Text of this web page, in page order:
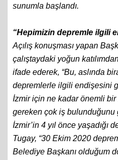
sunumla başlandı.
“Hepimizin depremle ilgili
Açılış konuşması yapan
çalıştaydaki yoğun
ifade ederek, “Bu, aslında
depremlerle ilgili endişesini
İzmir için ne kadar önemli
gereken çok iş bulunduğunu
İzmir’in 4 yıl önce yaşadığı
Tugay, “30 Ekim 2020
Belediye Başkanı olduğum